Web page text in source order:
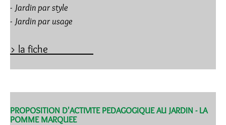
- Jardin par style
- Jardin par usage
> la fiche
PROPOSITION D'ACTIVITE PEDAGOGIQUE AU JARDIN - LA
POMME MARQUEE